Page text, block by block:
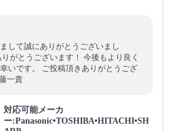
して誠にありがとうございまし
がとうございます！ 今後もより良く
いです。 ご投稿頂きありがとうござ
一貴
対応可能メーカ
ー:Panasonic•TOSHIBA•HITACHI•SH